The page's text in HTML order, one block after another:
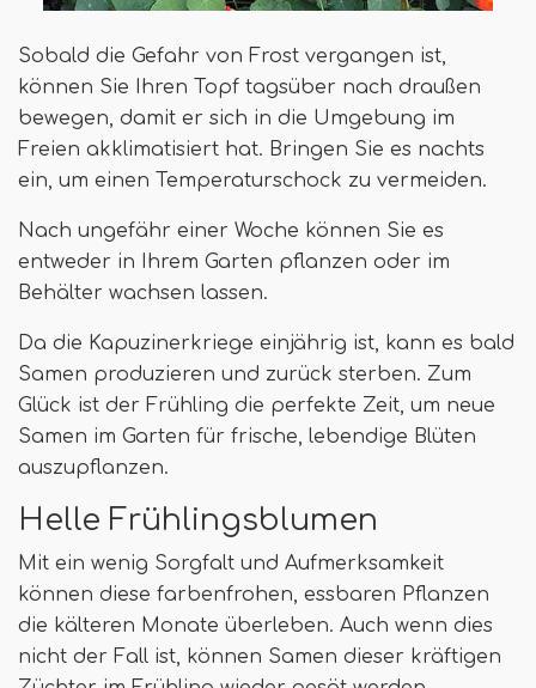
Sobald die Gefahr von Frost vergangen ist,
können Sie Ihren Topf tagsüber nach draußen
bewegen, damit er sich in die Umgebung im
Freien akklimatisiert hat. Bringen Sie es nachts
ein, um einen Temperaturschock zu vermeiden.
Nach ungefähr einer Woche können Sie es
entweder in Ihrem Garten pflanzen oder im
Behälter wachsen lassen.
Da die Kapuzinerkriege einjährig ist, kann es bald
Samen produzieren und zurück sterben. Zum
Glück ist der Frühling die perfekte Zeit, um neue
Samen im Garten für frische, lebendige Blüten
auszupflanzen.
Helle Frühlingsblumen
Mit ein wenig Sorgfalt und Aufmerksamkeit
können diese farbenfrohen, essbaren Pflanzen
die kälteren Monate überleben. Auch wenn dies
nicht der Fall ist, können Samen dieser kräftigen